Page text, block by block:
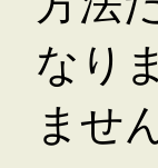
なり
ませ